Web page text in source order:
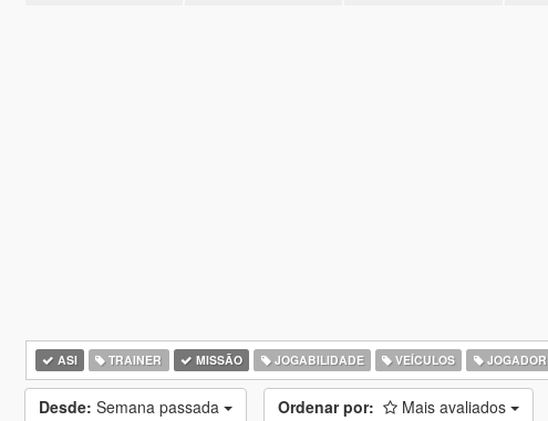
ASI TRAINER MISSÃO JOGABILIDADE VEÍCULOS JOGADOR
Desde: Semana passada Ordenar por: Mais avaliados